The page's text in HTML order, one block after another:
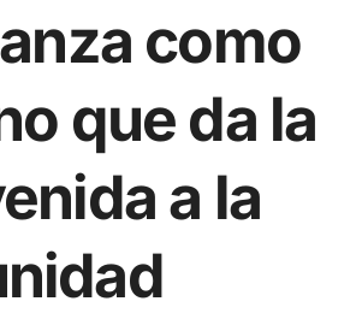
como
que da la
a la